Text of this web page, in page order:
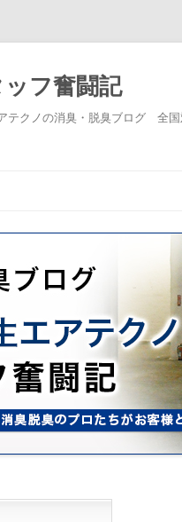
フ奮闘記
クノの消臭・脱臭ブログ 全